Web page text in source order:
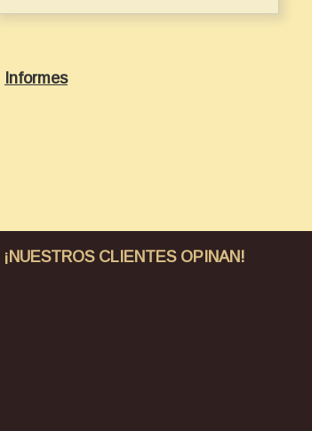
Informes
¡NUESTROS CLIENTES OPINAN!